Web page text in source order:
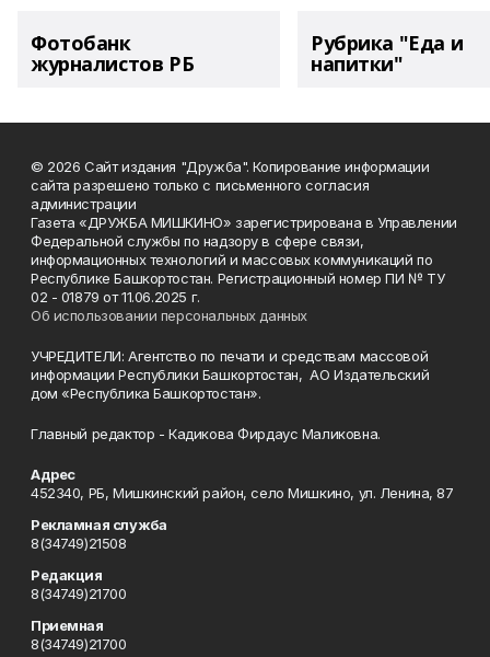
Фотобанк
журналистов РБ
Рубрика "Еда и
напитки"
© 2026 Сайт издания "Дружба". Копирование информации
сайта разрешено только с письменного согласия
администрации
Газета «ДРУЖБА МИШКИНО» зарегистрирована в Управлении
Федеральной службы по надзору в сфере связи,
информационных технологий и массовых коммуникаций по
Республике Башкортостан. Регистрационный номер ПИ № ТУ
02 - 01879 от 11.06.2025 г.
Об использовании персональных данных
УЧРЕДИТЕЛИ: Агентство по печати и средствам массовой
информации Республики Башкортостан, АО Издательский
дом «Республика Башкортостан».
Главный редактор - Кадикова Фирдаус Маликовна.
Адрес
452340, РБ, Мишкинский район, село Мишкино, ул. Ленина, 87
Рекламная служба
8(34749)21508
Редакция
8(34749)21700
Приемная
8(34749)21700